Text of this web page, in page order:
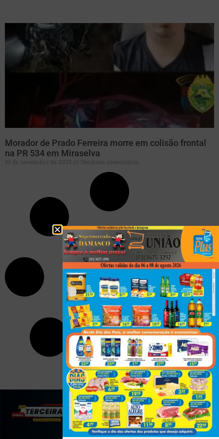
Morador de Prado Ferreira morre em colisão frontal
na PR 534 em Miraselva
10 de novembro de 2025 Nenhum comentário
(43) 991545950